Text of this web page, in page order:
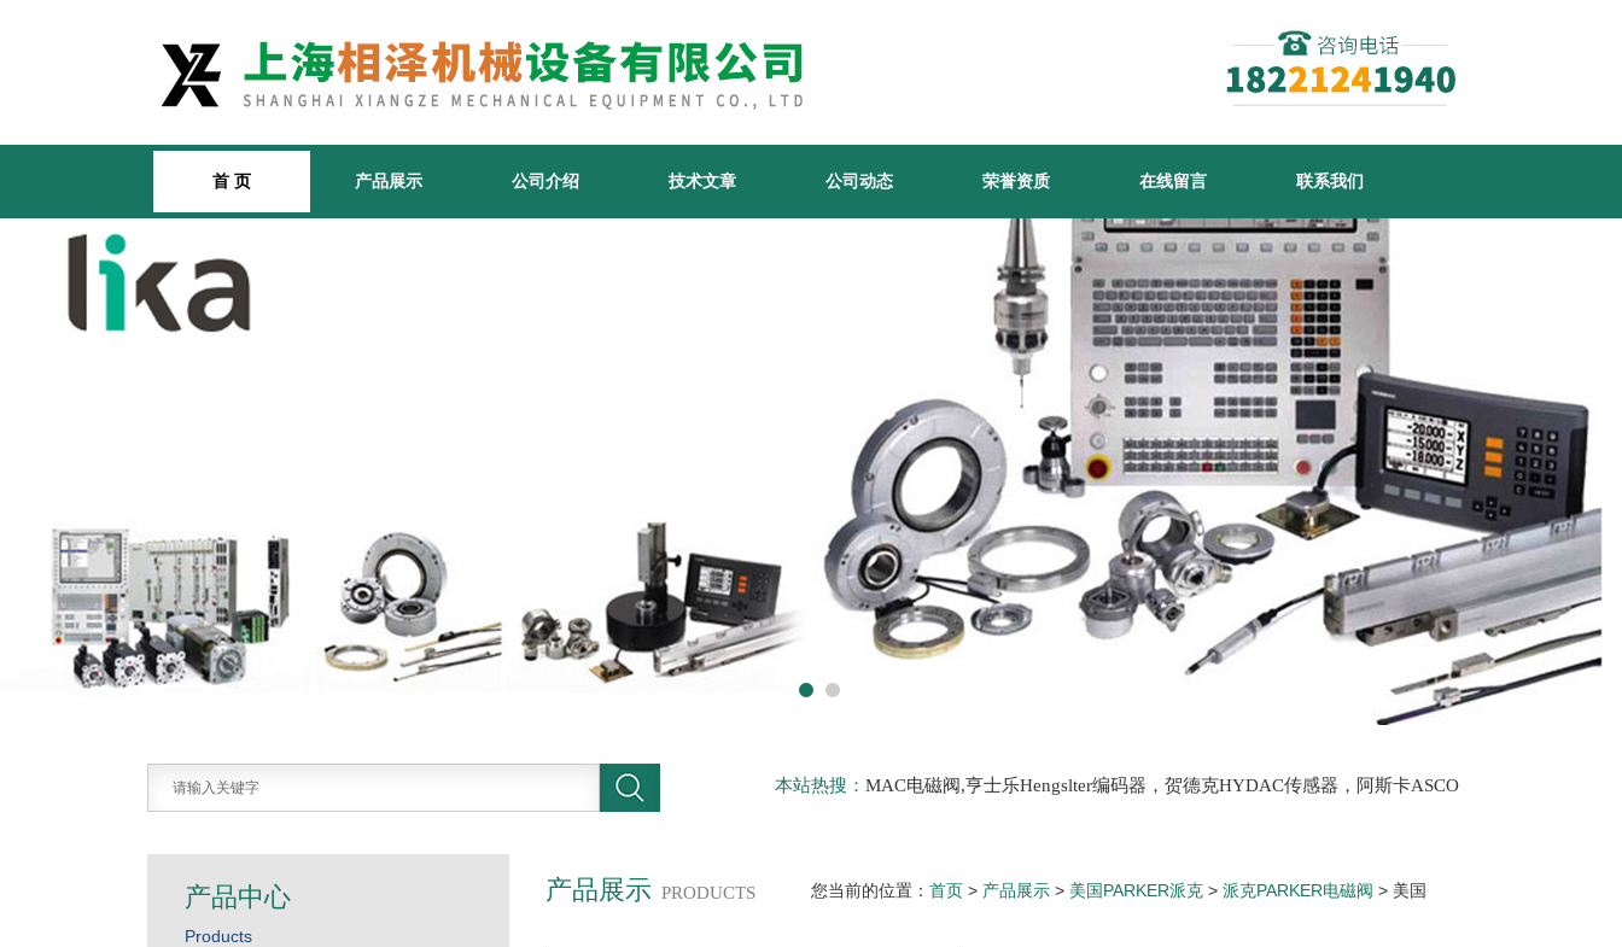
首 页 产品展示 公司介绍 技术文章 公司动态 荣誉资质 在线留言 联系我们
本站热搜： MAC电磁阀,亨士乐Hengslter编码器，贺德克HYDAC传感器，阿斯卡ASCO
产品展示 PRODUCTS 您当前的位置： 首页 > 产品展示 > 美国PARKER派克 > 派克PARKER电磁阀 > 美国
产品中心
Products